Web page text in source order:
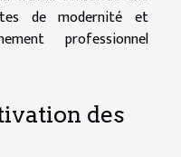
de modernité et
professionnel
des